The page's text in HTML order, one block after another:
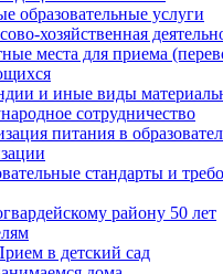
образовательные услуги
хозяйственная
места для приема
и иные виды
сотрудничество
питания в
стандарты и
району 50 лет
в детский сад